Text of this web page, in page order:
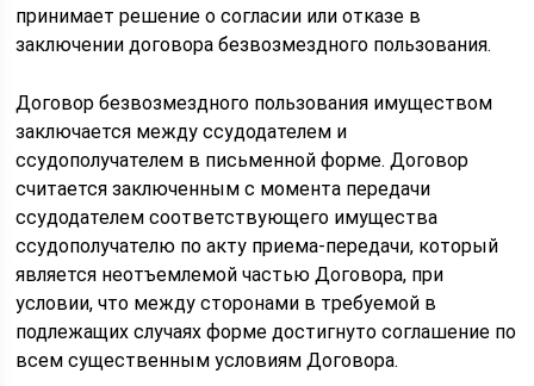
принимает решение о согласии или отказе в
заключении договора безвозмездного пользования.
Договор безвозмездного пользования имуществом
заключается между ссудодателем и
ссудополучателем в письменной форме. Договор
считается заключенным с момента передачи
ссудодателем соответствующего имущества
ссудополучателю по акту приема-передачи, который
является неотъемлемой частью Договора, при
условии, что между сторонами в требуемой в
подлежащих случаях форме достигнуто соглашение по
всем существенным условиям Договора.